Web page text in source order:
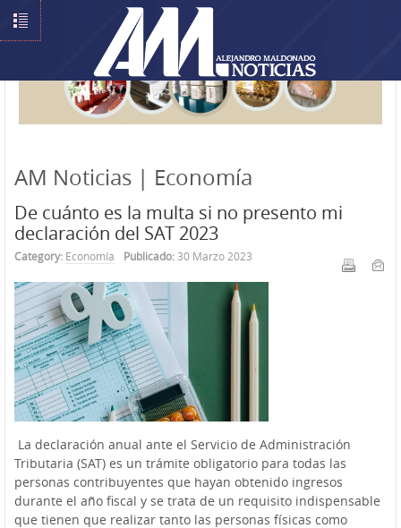
AM Noticias | Economía
De cuánto es la multa si no presento mi
declaración del SAT 2023
Category: Economía Publicado: 30 Marzo 2023
La declaración anual ante el Servicio de Administración
Tributaria (SAT) es un trámite obligatorio para todas las
personas contribuyentes que hayan obtenido ingresos
durante el año fiscal y se trata de un requisito indispensable
que tienen que realizar tanto las personas físicas como